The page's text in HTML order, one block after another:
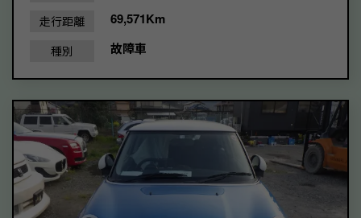
走行距離 69,571Km
種別 故障車